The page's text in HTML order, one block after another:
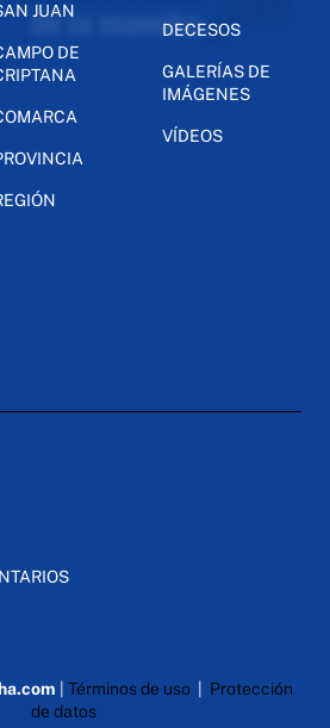
JUAN
DE
DECESOS
GALERÍAS DE
IMÁGENES
VÍDEOS
Términos de uso| Protección
de datos